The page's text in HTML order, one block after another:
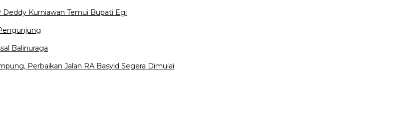
Kurniawan Temui Bupati Egi
Balinuraga
Perbaikan Jalan RA Basyid Segera Dimulai